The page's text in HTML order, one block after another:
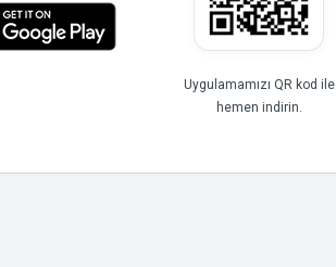
Uygulamamızı QR kod ile
hemen indirin.